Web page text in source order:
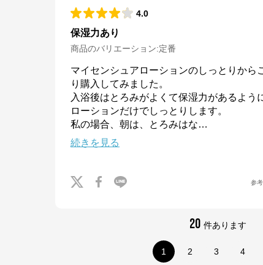
4.0
保湿力あり
商品のバリエーション:定番
マイセンシュアローションのしっとりから
り購入してみました。
入浴後はとろみがよくて保湿力があるよう
ローションだけでしっとりします。
私の場合、朝は、とろみはな…
続きを見る
参
20 件あります
1 2 3 4
※外部サイトが開きます